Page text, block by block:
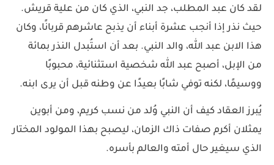
لقد كان عبد المطلب، جد النبي، الذي كان من علية قريش.
حيث نذر إذا أنجب عشرة أبناء أن يذبح عاشرهم قربانًا، وكان
هذا الابن عبد الله، والد النبي. بعد أن استُبدل النذر بمائة
من الإبل، أصبح عبد الله شخصية استثنائية، محبوبًا
ووسيمًا، لكنه توفي شابًا بعيدًا عن وطنه قبل أن يرى ابنه.
يُبرز العقاد كيف أن النبي وُلد من نسب كريم، ومن أبوين
يمثلان أكرم صفات ذاك الزمان، ليصبح بهذا المولود المختار
الذي سيغير حال أمته والعالم بأسره.